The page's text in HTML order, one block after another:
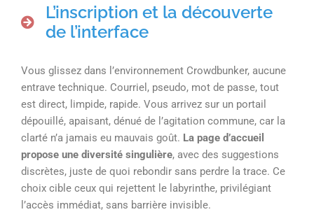
L’inscription et la découverte
de l’interface
Vous glissez dans l’environnement Crowdbunker, aucune
entrave technique. Courriel, pseudo, mot de passe, tout
est direct, limpide, rapide. Vous arrivez sur un portail
dépouillé, apaisant, dénué de l’agitation commune, car la
clarté n’a jamais eu mauvais goût. La page d’accueil
propose une diversité singulière, avec des suggestions
discrètes, juste de quoi rebondir sans perdre la trace. Ce
choix cible ceux qui rejettent le labyrinthe, privilégiant
l’accès immédiat, sans barrière invisible.